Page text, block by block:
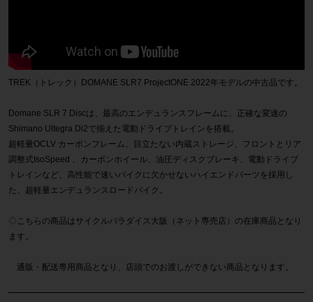
TREK（トレック）DOMANE SLR7 ProjectONE 2022年モデルの中古品です。
Domane SLR 7 Discは、最高のエンデュランスフレームに、正確な変速の
Shimano Ultegra Di2で揃えた電動ドライブトレインを搭載。
超軽量OCLV カーボンフレーム、目立たない内蔵ストレージ、フロントとリア
調整式IsoSpeed 、カーボンホイール、油圧ディスクブレーキ、電動ドライブ
トレインなど、高性能で速いバイクに欠かせないハイエンドパーツを採用し
た、超軽量エンデュランスロードバイク。
◇こちらの商品はサイクルパラダイス大阪（ネット専売店）の在庫商品となり
ます。
通販・配送専用商品となり、店頭でのお渡しができない商品となります。